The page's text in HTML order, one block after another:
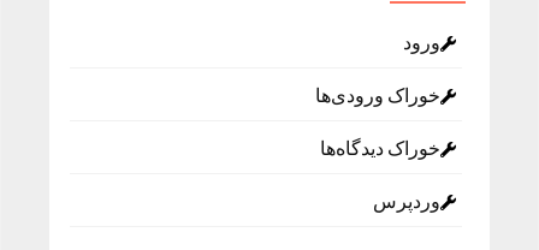
ورود
خوراک ورودی‌ها
خوراک دیدگاه‌ها
وردپرس